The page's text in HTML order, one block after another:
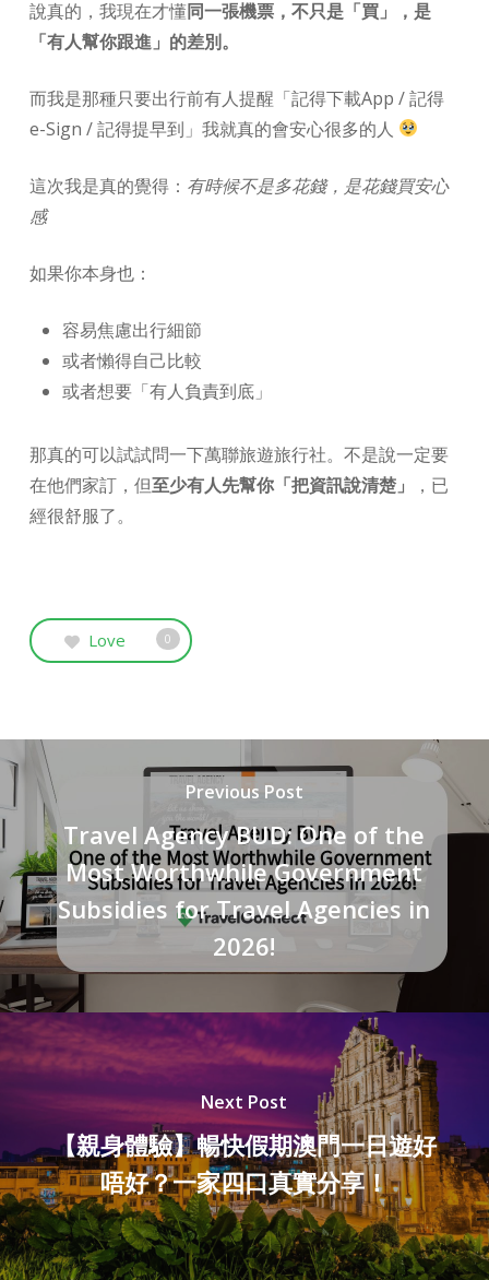
說真的，我現在才懂同一張機票，不只是「買」，是
「有人幫你跟進」的差別。
而我是那種只要出行前有人提醒「記得下載App / 記得
e-Sign / 記得提早到」我就真的會安心很多的人
這次我是真的覺得： 有時候不是多花錢，是花錢買安心
感
如果你本身也：
容易焦慮出行細節
或者懶得自己比較
或者想要「有人負責到底」
那真的可以試試問一下萬聯旅遊旅行社。不是說一定要
在他們家訂，但至少有人先幫你「把資訊說清楚」
，已
經很舒服了。
Love 0
Previous Post
Travel Agency BUD: One of the
Most Worthwhile Government
Subsidies for Travel Agencies in
2026!
Next Post
【親身體驗】暢快假期澳門一日遊好
唔好？一家四口真實分享！